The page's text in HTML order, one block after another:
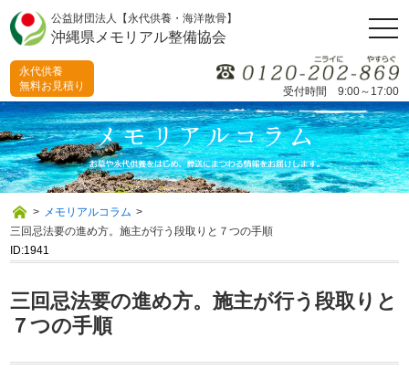
公益財団法人【永代供養・海洋散骨】
沖縄県メモリアル整備協会
受付時間 9:00～17:00
永代供養
無料お見積り
> メモリアルコラム >
三回忌法要の進め方。施主が行う段取りと７つの手順
ID:1941
三回忌法要の進め方。施主が行う段取りと
７つの手順